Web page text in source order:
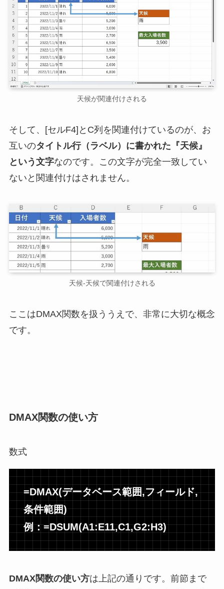
天候が関連付けされる
そして、[セルF4]とC列を関連付けているのが、お
互いのタイトル行（ラベル）に書かれた『天候』
という文字なのです。この文字が完全一致してい
ないと関連付けはされません。
天候-天候で関連付けされる
ここはDMAX関数を扱ううえで、非常に大切な概念
です。
DMAX関数の使い方
数式
=DMAX(データベース範囲,フィールド,
条件範囲)
例：=DSUM(A1:E11,C1,G2:H3)
DMAX関数の使い方は上記の通りです。前節まで